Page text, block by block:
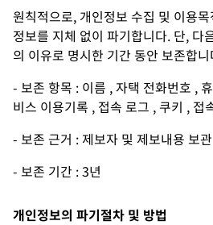
원칙적으로, 개인정보 수집 및 이용
정보를 지체 없이 파기합니다. 단, 다
의 이유로 명시한 기간 동안 보존합
- 보존 항목 : 이름 , 자택 전화번호 ,
비스 이용기록 , 접속 로그 , 쿠키 , 접
- 보존 근거 : 제보자 및 제보내용 보관
- 보존 기간 : 3년
개인정보의 파기절차 및 방법